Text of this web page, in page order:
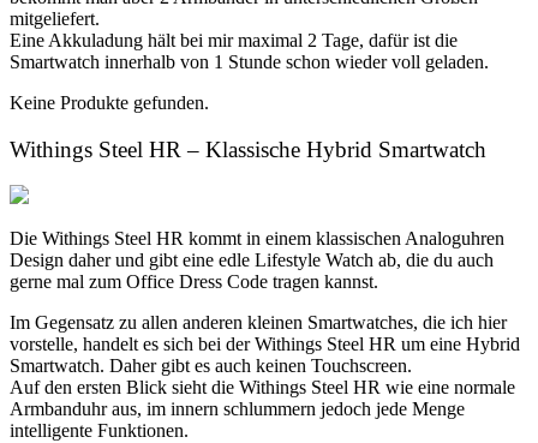
mitgeliefert.
Eine Akkuladung hält bei mir maximal 2 Tage, dafür ist die
Smartwatch innerhalb von 1 Stunde schon wieder voll geladen.
Keine Produkte gefunden.
Withings Steel HR – Klassische Hybrid Smartwatch
Die Withings Steel HR kommt in einem klassischen Analoguhren
Design daher und gibt eine edle Lifestyle Watch ab, die du auch
gerne mal zum Office Dress Code tragen kannst.
Im Gegensatz zu allen anderen kleinen Smartwatches, die ich hier
vorstelle, handelt es sich bei der Withings Steel HR um eine Hybrid
Smartwatch. Daher gibt es auch keinen Touchscreen.
Auf den ersten Blick sieht die Withings Steel HR wie eine normale
Armbanduhr aus, im innern schlummern jedoch jede Menge
intelligente Funktionen.